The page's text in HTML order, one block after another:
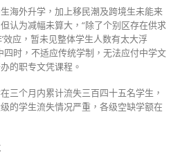
海外升学，加上移民潮及跨境生未能来
认为减幅未算大，“除了个别区存在供求
效应，暂未见整体学生人数有太大浮
四时，不适应传统学制，无法应付中学文
的职专文凭课程。
三个月内累计流失三百四十五名学生，
的学生流失情况严重，各级空缺学额在